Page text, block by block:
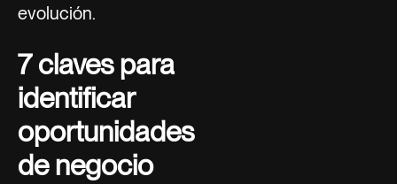
evolución.
7 claves para
identificar
oportunidades
de negocio